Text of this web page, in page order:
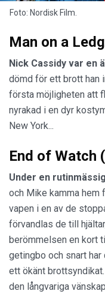
Foto: Nordisk Film.
Man on a
Nick Cassidy var en
dömd för ett brott han
första möjligheten att
nyrakad i en dyr
New York...
End of Watch
Under en rutinmässig
och Mike kamma hem
vapen i en av de
förvandlas de till
berömmelsen en kort
getingbo och snart
ett ökänt
den långvariga